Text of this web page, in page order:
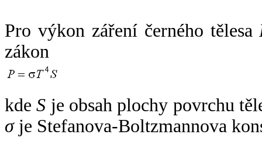
Pro výkon záření černého tělesa
zákon
kdeS je obsah plochy povrchu
σje Stefanova-Boltzmannova